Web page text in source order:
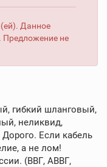
Данное
Предложение не
гибкий шланговый,
неликвид,
Если кабель
а не лом!
(ВВГ, АВВГ,